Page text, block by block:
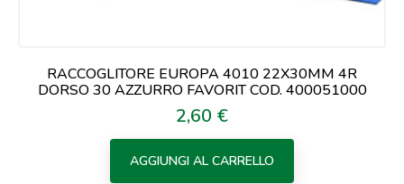
RACCOGLITORE EUROPA 4010 22X30MM 4R
DORSO 30 AZZURRO FAVORIT COD. 400051000
Prezzo
2,60 €
AGGIUNGI AL CARRELLO